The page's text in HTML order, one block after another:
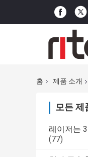
홈 제품 소개
모든 제
레이저는
(77)